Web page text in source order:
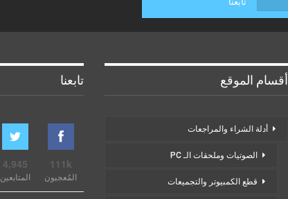
أقسام الموقع
أدلة الشراء والمراجعات
الصوتيات وملحقات الـ PC
قطع الكمبيوتر والتجميعات
تابعنا
111k
المُعجبون
4,945
المتابعين